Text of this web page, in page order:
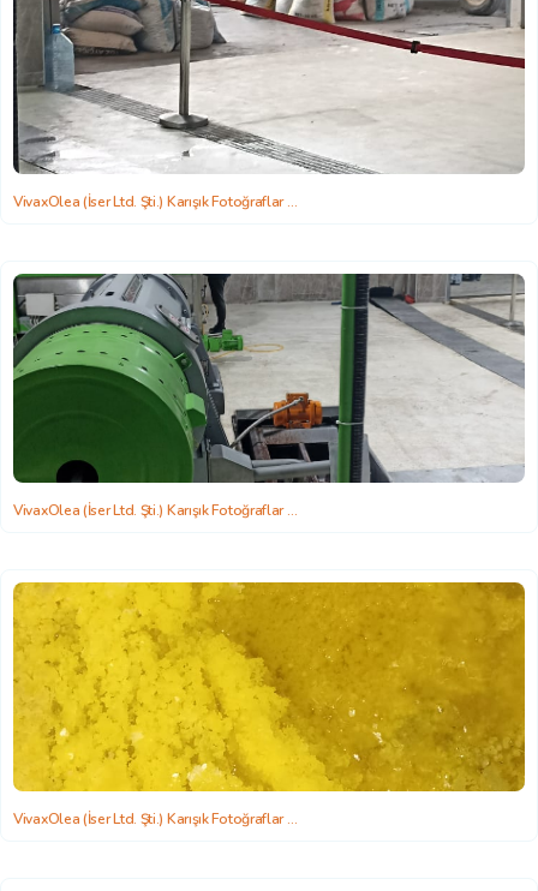
VivaxOlea (İser Ltd. Şti.) Karışık Fotoğraflar
VivaxOlea (İser Ltd. Şti.) Karışık Fotoğraflar
VivaxOlea (İser Ltd. Şti.) Karışık Fotoğraflar